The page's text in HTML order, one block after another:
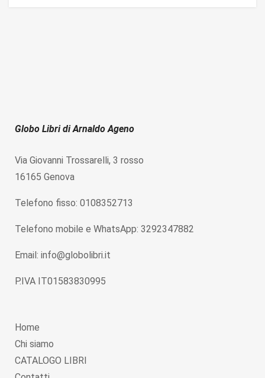
Globo Libri di Arnaldo Ageno
Via Giovanni Trossarelli, 3 rosso
16165 Genova
Telefono fisso: 0108352713
Telefono mobile e WhatsApp: 3292347882
Email: info@globolibri.it
P.IVA IT01583830995
Home
Chi siamo
CATALOGO LIBRI